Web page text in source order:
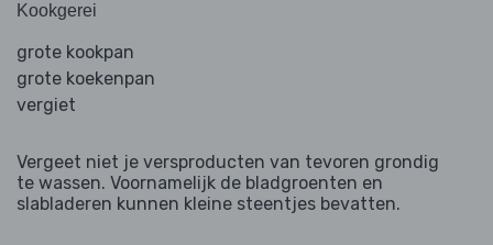
Kookgerei
grote kookpan
grote koekenpan
vergiet
Vergeet niet je versproducten van tevoren grondig
te wassen. Voornamelijk de bladgroenten en
slabladeren kunnen kleine steentjes bevatten.